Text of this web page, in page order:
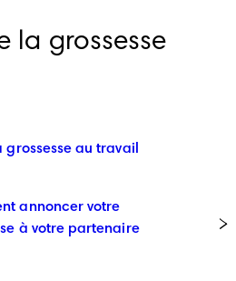
la grossesse
au travail
annoncer votre
à votre partenaire